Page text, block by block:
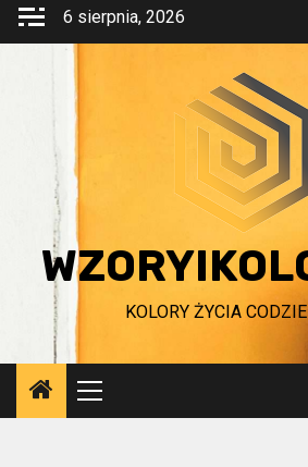
Przejdź
6 sierpnia, 2026
KOLORY ŻYCIA
Menu
główne